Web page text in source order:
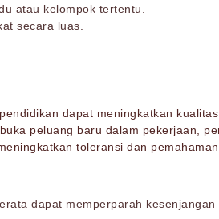
atau kelompok tertentu.
secara luas.
dapat meningkatkan
peluang baru dalam pekerjaan,
toleransi dan
dapat memperparah